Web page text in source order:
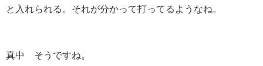
と入れられる。それが分かって打ってるようなね。
真中 そうですね。